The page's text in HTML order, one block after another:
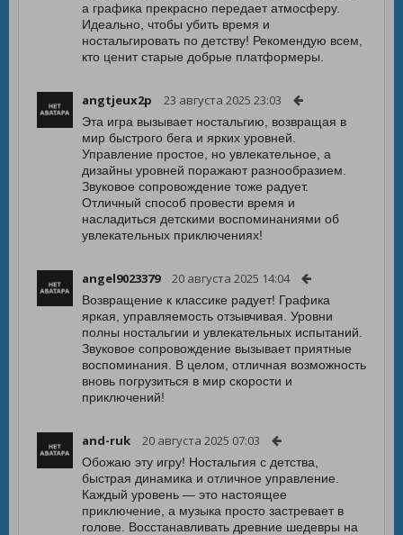
а графика прекрасно передает атмосферу.
Идеально, чтобы убить время и
ностальгировать по детству! Рекомендую всем,
кто ценит старые добрые платформеры.
angtjeux2p 23 августа 2025 23:03
Эта игра вызывает ностальгию, возвращая в
мир быстрого бега и ярких уровней.
Управление простое, но увлекательное, а
дизайны уровней поражают разнообразием.
Звуковое сопровождение тоже радует.
Отличный способ провести время и
насладиться детскими воспоминаниями об
увлекательных приключениях!
angel9023379 20 августа 2025 14:04
Возвращение к классике радует! Графика
яркая, управляемость отзывчивая. Уровни
полны ностальгии и увлекательных испытаний.
Звуковое сопровождение вызывает приятные
воспоминания. В целом, отличная возможность
вновь погрузиться в мир скорости и
приключений!
and-ruk 20 августа 2025 07:03
Обожаю эту игру! Ностальгия с детства,
быстрая динамика и отличное управление.
Каждый уровень — это настоящее
приключение, а музыка просто застревает в
голове. Восстанавливать древние шедевры на